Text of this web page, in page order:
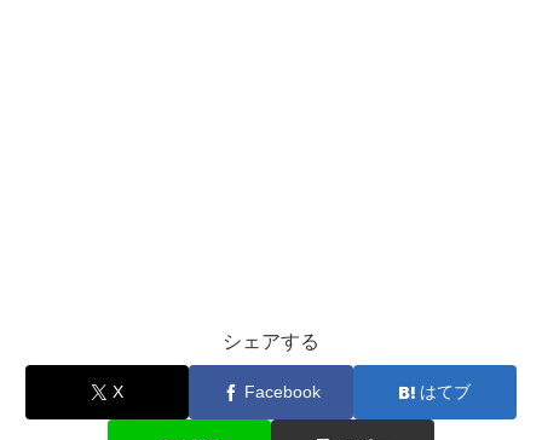
シェアする
X Facebook はてブ